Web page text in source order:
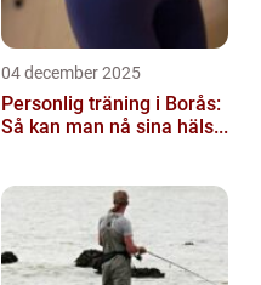
04 december 2025
Personlig träning i Borås:
Så kan man nå sina häls...